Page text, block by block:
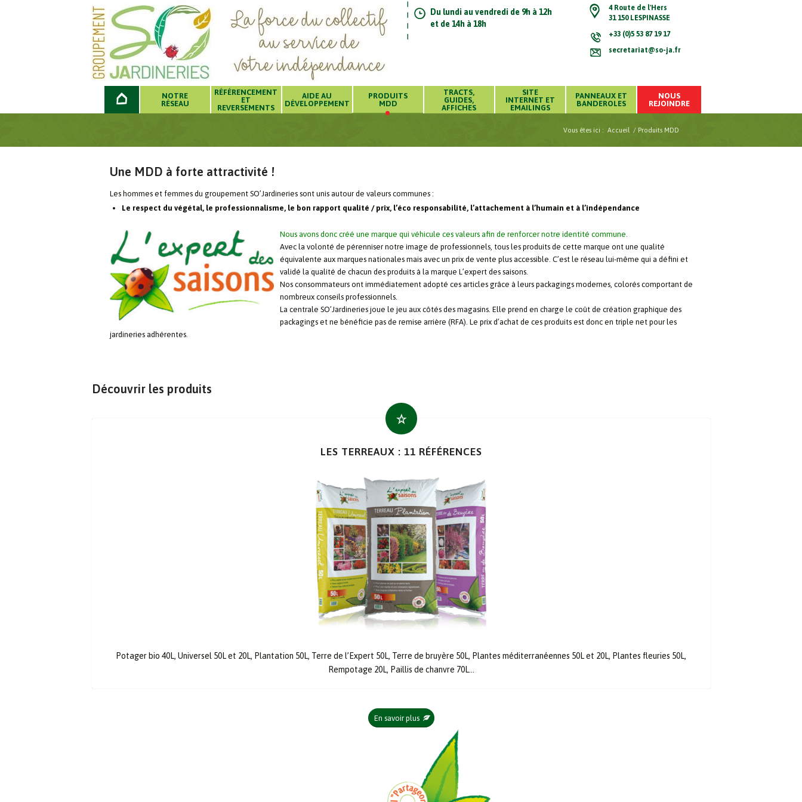
Du lundi au vendredi de 9h à 12h
et de 14h à 18h
4 Route de l'Hers
31 150 LESPINASSE
+33 (0)5 53 87 19 17
secretariat@so-ja.fr
NOTRE
RÉSEAU
RÉFÉRENCEMENT
ET
REVERSEMENTS
AIDE AU
DÉVELOPPEMENT
PRODUITS
MDD
TRACTS,
GUIDES,
AFFICHES
SITE
INTERNET ET
EMAILINGS
PANNEAUX ET
BANDEROLES
NOUS
REJOINDRE
Vous êtes ici : Accueil / Produits MDD
Une MDD à forte attractivité !
Les hommes et femmes du groupement SO’Jardineries sont unis autour de valeurs communes :
Le respect du végétal, le professionnalisme, le bon rapport qualité / prix, l’éco responsabilité, l’attachement à l’humain et à l’indépendance
Nous avons donc créé une marque qui véhicule ces valeurs afin de renforcer notre identité commune.
Avec la volonté de pérenniser notre image de professionnels, tous les produits de cette marque ont une qualité
équivalente aux marques nationales mais avec un prix de vente plus accessible. C’est le réseau lui-même qui a défini et
validé la qualité de chacun des produits à la marque L’expert des saisons.
Nos consommateurs ont immédiatement adopté ces articles grâce à leurs packagings modernes, colorés comportant de
nombreux conseils professionnels.
La centrale SO’Jardineries joue le jeu aux côtés des magasins. Elle prend en charge le coût de création graphique des
packagings et ne bénéficie pas de remise arrière (RFA). Le prix d’achat de ces produits est donc en triple net pour les
jardineries adhérentes.
Découvrir les produits
LES TERREAUX : 11 RÉFÉRENCES
Potager bio 40L, Universel 50L et 20L, Plantation 50L, Terre de l’Expert 50L, Terre de bruyère 50L, Plantes méditerranéennes 50L et 20L, Plantes fleuries 50L,
Rempotage 20L, Paillis de chanvre 70L…
En savoir plus